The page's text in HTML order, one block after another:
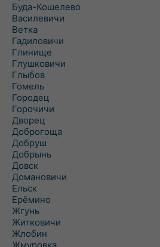
Буда-Кошелево
Василевичи
Ветка
Гадиловичи
Глинище
Глушковичи
Глыбов
Гомель
Городец
Горочичи
Дворец
Доброгоща
Добруш
Добрынь
Довск
Домановичи
Ельск
Ерёмино
Жгунь
Житковичи
Жлобин